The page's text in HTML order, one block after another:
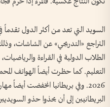
السويد التي تعد من أكثر الدول
التراجع «التدريجي» عن الشاشات،
الطلاب الدولية في القراءة
التعليم. كما حظرت أيضاً الهواتف
2026. وفي بريطانيا انخفضت أيضاً
البريطانيين إلى أن يحذوا حذو